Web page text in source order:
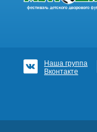
Наша группа
Вконтакте